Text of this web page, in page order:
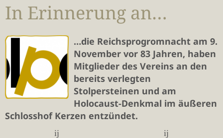
In Erinnerung an…
…die Reichsprogromnacht am 9.
November vor 83 Jahren, haben
Mitglieder des Vereins an den
bereits verlegten
Stolpersteinen und am
Holocaust-Denkmal im äußeren
Schlosshof Kerzen entzündet.